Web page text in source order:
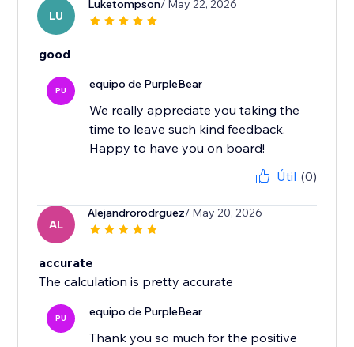
LU
Luketompson/ May 22, 2026
good
PU equipo de PurpleBear
We really appreciate you taking the
time to leave such kind feedback.
Happy to have you on board!
Útil (0)
AL
Alejandrorodrguez/ May 20, 2026
accurate
The calculation is pretty accurate
PU equipo de PurpleBear
Thank you so much for the positive